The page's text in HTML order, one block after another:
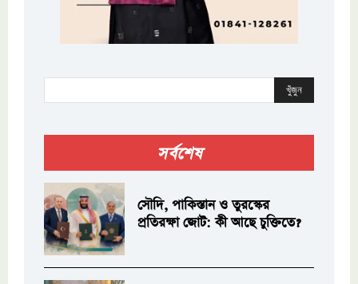
খুঁজুন
সর্বশেষ
সৌদি, পাকিস্তান ও তুরস্কের
প্রতিরক্ষা জোট: কী আছে চুক্তিতে?